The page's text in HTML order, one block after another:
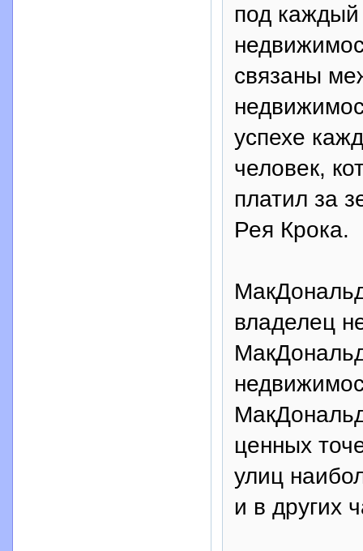
под
связаны
успехе
человек,
платил за
Рея Крока.
владелец
ценных
улиц
и в других